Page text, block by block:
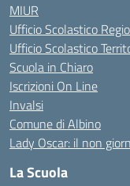
MIUR
Ufficio Scolastico
Ufficio Scolastico
Scuola in Chiaro
Iscrizioni On Line
Invalsi
Comune di Albino
Lady Oscar: il non
La Scuola